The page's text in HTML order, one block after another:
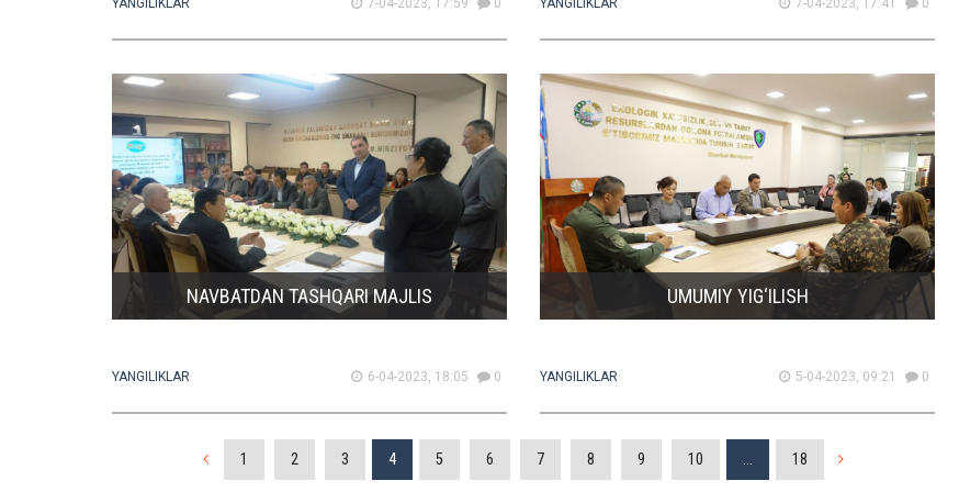
NAVBATDAN TASHQARI MAJLIS
YANGILIKLAR 6-04-2023, 18:05 0
UMUMIY YIG‘ILISH
YANGILIKLAR 5-04-2023, 09:21 0
1 2 3 4 5 6 7 8 9 10 ... 18